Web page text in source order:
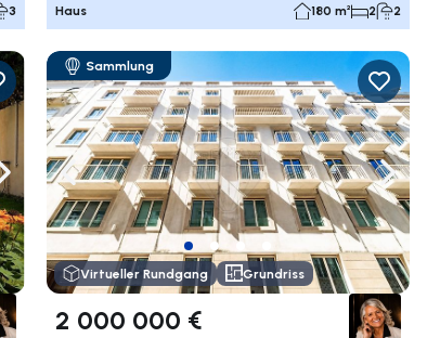
3 Haus 180 m² 2 2
Nach rechts navigieren
Nach links navigieren
Sammlung
Virtueller Rundgang Grundriss
2 000 000 €